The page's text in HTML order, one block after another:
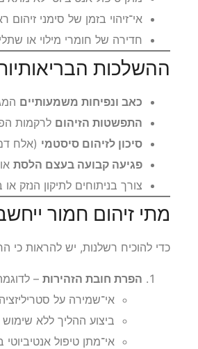
אי־זיהוי בזמן של סימני
חדירה של חומרי מילוי או
ההשלכות
כאב ונפיחות משמעותיים
התפשטות הזיהום לרקמות
סיכון לזיהום סיסטמי (אלח
פגיעה קבועה בעצם הלסת
צורך בניתוחים לתיקון הנזק
מתי זיהום חמור
כדי להוכיח רשלנות, יש להראות
הפרת חובת הזהירות –
אי־שמירה על
ביצוע ההליך ללא
אי־מתן טיפול